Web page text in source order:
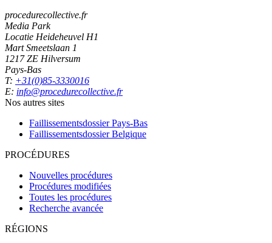
procedurecollective.fr
Media Park
Locatie Heideheuvel H1
Mart Smeetslaan 1
1217 ZE Hilversum
Pays-Bas
T: +31(0)85-3330016
E: info@procedurecollective.fr
Nos autres sites
Faillissementsdossier Pays-Bas
Faillissementsdossier Belgique
PROCÉDURES
Nouvelles procédures
Procédures modifiées
Toutes les procédures
Recherche avancée
RÉGIONS